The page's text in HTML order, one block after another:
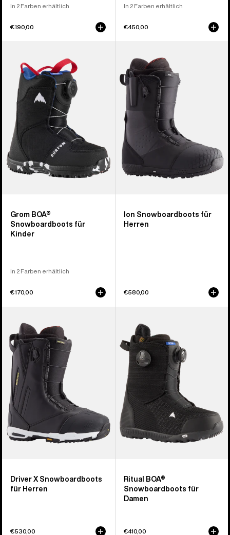
In 2 Farben erhältlich
€190,00
In 2 Farben erhältlich
€450,00
Grom
BOA®
Snowboardboots
Kinder
Grom BOA®
Snowboardboots für
Kinder
In 2 Farben erhältlich
€170,00
Snowboard-
Boots
Herren
Ion Snowboardboots für
Herren
€580,00
Driver
Snowboardboots
für
Herren
Driver X Snowboardboots
für Herren
€530,00
BOA®
Snowboardboots
Damen
Ritual BOA®
Snowboardboots für
Damen
€410,00